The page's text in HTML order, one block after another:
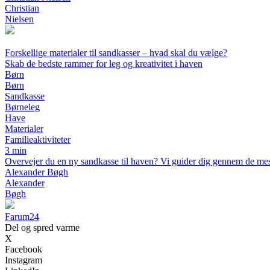
Christian
Nielsen
Forskellige materialer til sandkasser – hvad skal du vælge?
Skab de bedste rammer for leg og kreativitet i haven
Børn
Børn
Sandkasse
Børneleg
Have
Materialer
Familieaktiviteter
3 min
Overvejer du en ny sandkasse til haven? Vi guider dig gennem de
Alexander Bøgh
Alexander
Bøgh
Farum24
Del og spred varme
X
Facebook
Instagram